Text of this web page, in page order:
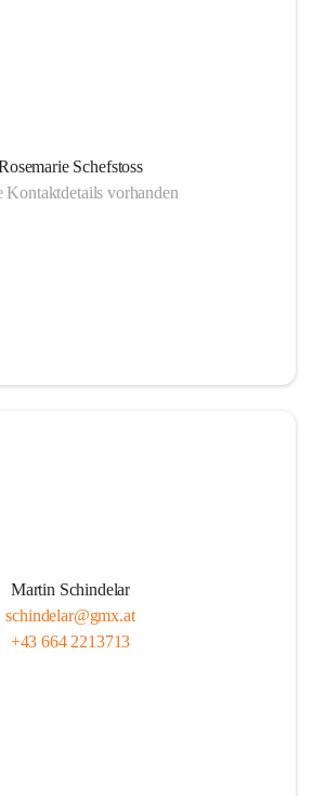
Schefstoss
Kontaktdetails vorhanden
Martin Schindelar
schindelar@gmx.at
+43 664 2213713